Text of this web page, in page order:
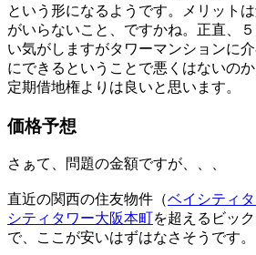
という形になるようです。メリット
がいらないこと、ですかね。正直、
い気がしますがタワーマンションに
にできるということで悪くはないの
定期借地権よりは良いと思います。
価格予想
さぁて、問題の金額ですが、、、
直近の関西の住友物件（ベイシティ
シティタワー大阪本町を超えるビッ
で、ここが安いはずはなさそうです。